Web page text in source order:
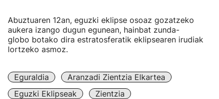
Abuztuaren 12an, eguzki eklipse osoaz gozatzeko
aukera izango dugun egunean, hainbat zunda-
globo botako dira estratosferatik eklipsearen irudiak
lortzeko asmoz.
Eguraldia
Aranzadi Zientzia Elkartea
Eguzki Eklipseak
Zientzia